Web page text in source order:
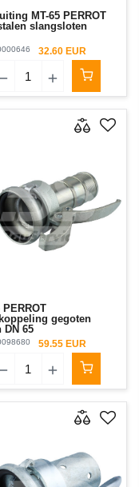
MT-65 PERROT
slangsloten
32.60 EUR
PERROT
gegoten
DN 65
59.55 EUR